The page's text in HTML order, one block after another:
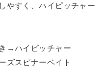
やすく、ハイピッチャー
→ハイピッチャー
ズスピナーベイト